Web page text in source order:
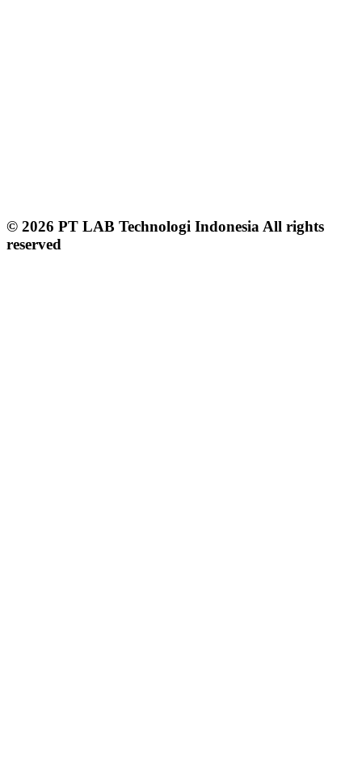
© 2026 PT LAB Technologi Indonesia All rights
reserved